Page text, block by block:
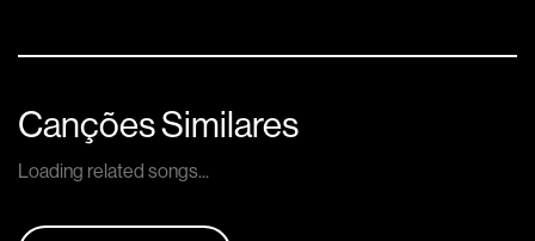
Canções Similares
Loading related songs...